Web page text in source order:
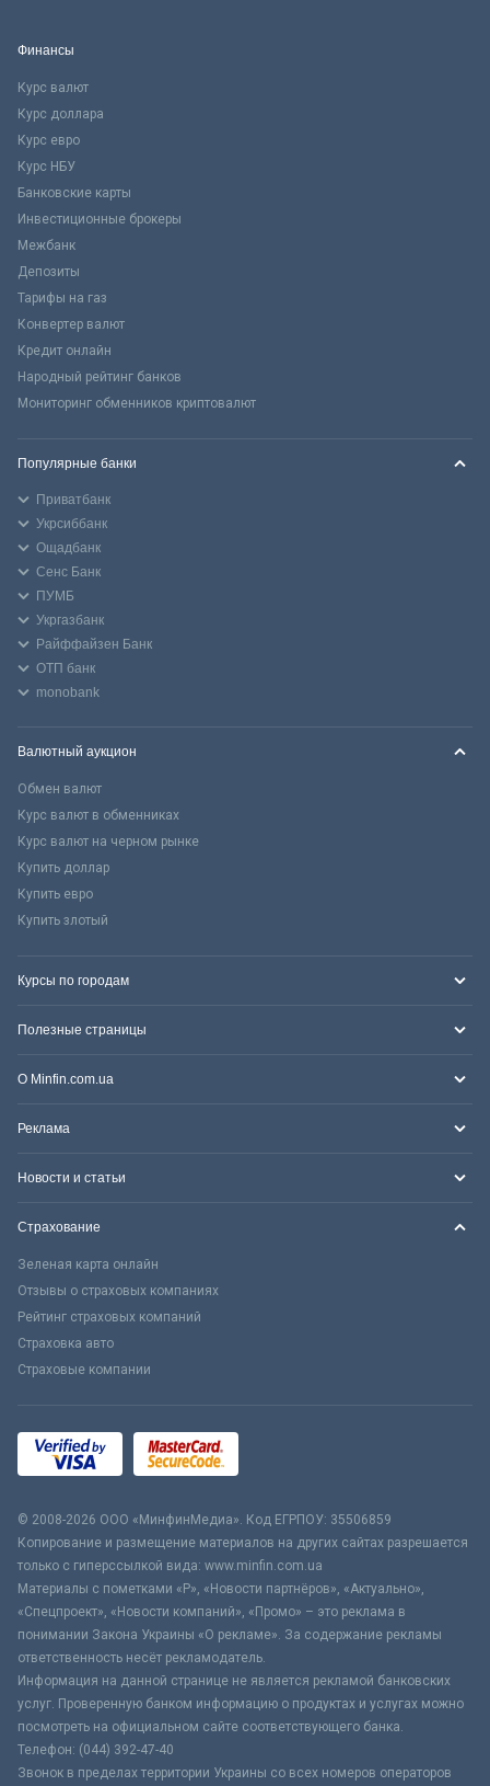
Финансы
Курс валют
Курс доллара
Курс евро
Курс НБУ
Банковские карты
Инвестиционные брокеры
Межбанк
Депозиты
Тарифы на газ
Конвертер валют
Кредит онлайн
Народный рейтинг банков
Мониторинг обменников криптовалют
Популярные банки
Приватбанк
Укрсиббанк
Ощадбанк
Сенс Банк
ПУМБ
Укргазбанк
Райффайзен Банк
ОТП банк
monobank
Валютный аукцион
Обмен валют
Курс валют в обменниках
Курс валют на черном рынке
Купить доллар
Купить евро
Купить злотый
Курсы по городам
Полезные страницы
О Minfin.com.ua
Реклама
Новости и статьи
Страхование
Зеленая карта онлайн
Отзывы о страховых компаниях
Рейтинг страховых компаний
Страховка авто
Страховые компании
© 2008-2026 ООО «МинфинМедиа». Код ЕГРПОУ: 35506859
Копирование и размещение материалов на других сайтах разрешается
только с гиперссылкой вида: www.minfin.com.ua
Материалы с пометками «Р», «Новости партнёров», «Актуально»,
«Спецпроект», «Новости компаний», «Промо» – это реклама в
понимании Закона Украины «О рекламе». За содержание рекламы
ответственность несёт рекламодатель.
Информация на данной странице не является рекламой банковских
услуг. Проверенную банком информацию о продуктах и услугах можно
посмотреть на официальном сайте соответствующего банка.
Телефон: (044) 392-47-40
Звонок в пределах территории Украины со всех номеров операторов